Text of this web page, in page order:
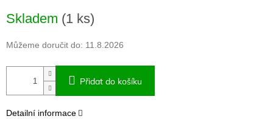
cena:
Skladem (1 ks)
Můžeme doručit do: 11.8.2026
Přidat do košíku
Detailní informace